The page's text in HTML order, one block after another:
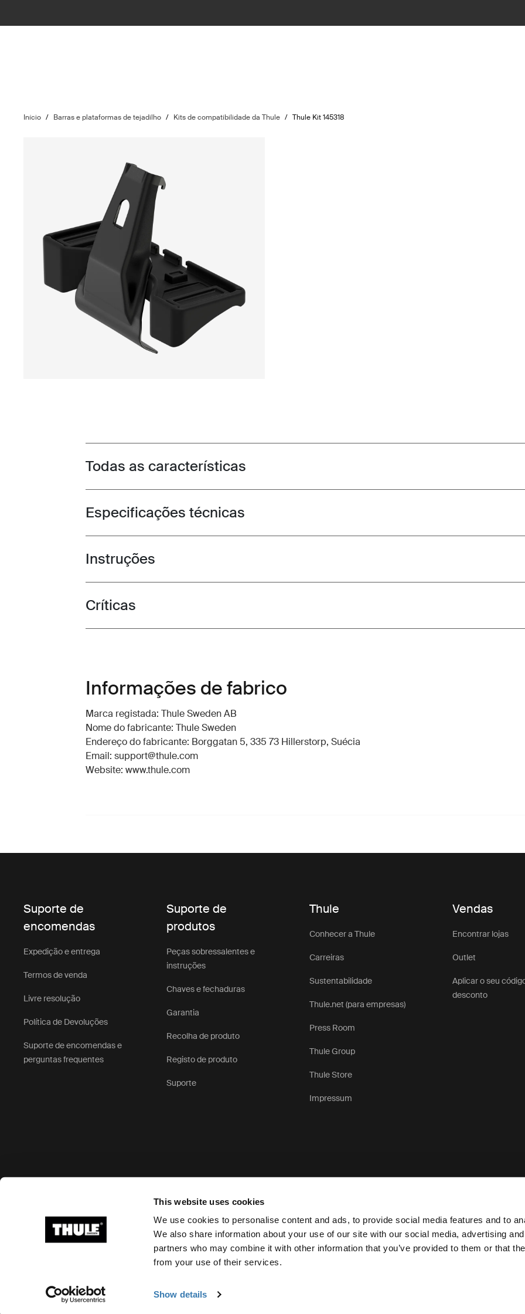
This website uses cookies
We use cookies to personalise content and ads, to provide social media features and to
We also share information about your use of our site with our social media, advertising
partners who may combine it with other information that you’ve provided to them or that
from your use of their services.
Show details
Início / Barras e plataformas de tejadilho / Kits de compatibilidade da Thule / Thule Kit 145318
Toggle features
Todas as características
Toggle techspec
Especificações técnicas
Toggle guides and instructions
Instruções
Toggle overview
Críticas
Informações de fabrico
Marca registada: Thule Sweden AB
Nome do fabricante: Thule Sweden
Endereço do fabricante: Borggatan 5, 335 73 Hillerstorp, Suécia
Email: support@thule.com
Website: www.thule.com
Suporte de
encomendas
Expedição e entrega
Termos de venda
Livre resolução
Política de Devoluções
Suporte de encomendas e
perguntas frequentes
Suporte de
produtos
Peças sobressalentes e
instruções
Chaves e fechaduras
Garantia
Recolha de produto
Registo de produto
Suporte
Thule
Conhecer a Thule
Carreiras
Sustentabilidade
Thule.net (para empresas)
Press Room
Thule Group
Thule Store
Impressum
Vendas
Encontrar lojas
Outlet
Aplicar o seu
desconto
Ⓒ 2026 Thule Group Todos os direitos reservados Aviso de Privacidade